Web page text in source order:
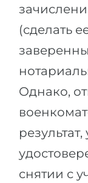
(сделать
Однако,
снятии с